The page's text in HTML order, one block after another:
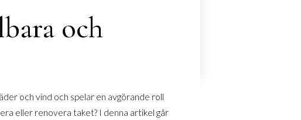
och
och vind och spelar en avgörande roll
eller renovera taket? I denna artikel går